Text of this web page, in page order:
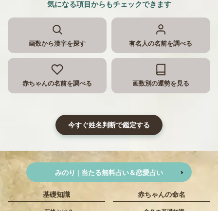
気になる項目からもチェックできます
画数から漢字を探す 有名人の名前を調べる
赤ちゃんの名前を調べる 画数別の運勢を見る
今すぐ姓名判断で鑑定する
みのり | 当たる無料占い＆恋愛占い
基礎知識 赤ちゃんの命名